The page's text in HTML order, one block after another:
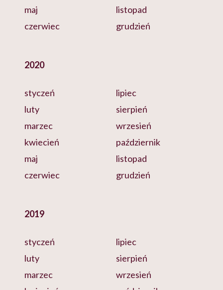
maj
czerwiec
listopad
grudzień
2020
styczeń
luty
marzec
kwiecień
maj
czerwiec
lipiec
sierpień
wrzesień
październik
listopad
grudzień
2019
styczeń
luty
marzec
lipiec
sierpień
wrzesień